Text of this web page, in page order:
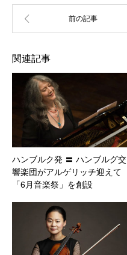
関連記事
ハンブルク発 〓 ハンブルグ交
響楽団がアルゲリッチ迎えて
「6月音楽祭」を創設